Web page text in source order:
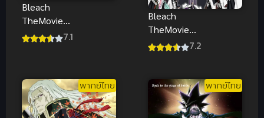
Bleach
TheMovie
บลีช เทพ
ไทย
7.1
Bleach
TheMovie
บลีช เทพ
หนึ่งตัวตนของ
เฮียวรินมารุ
พากย์ไทย
7.2
พากย์ไทย พากย์ไทย